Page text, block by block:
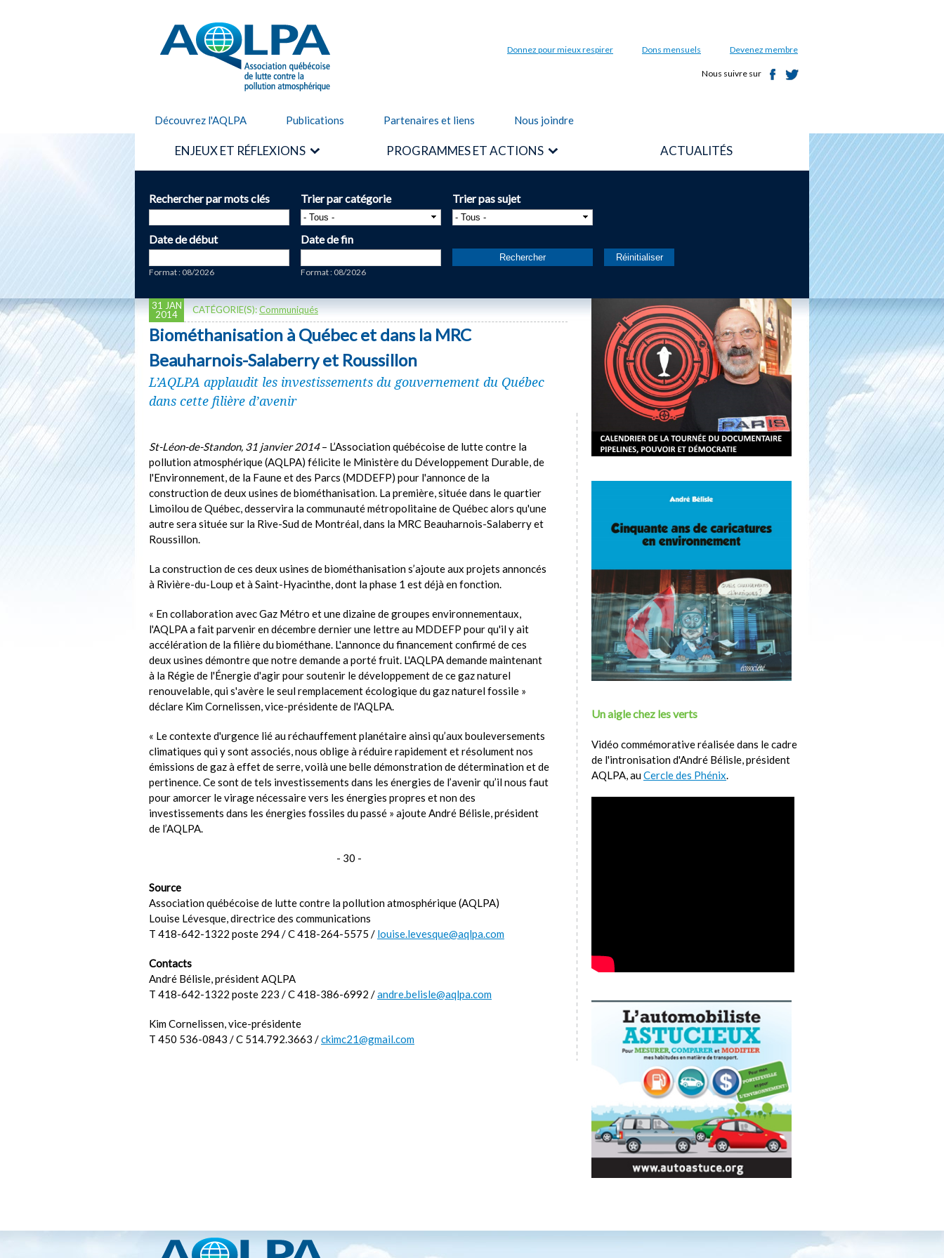
AQLPA Donnez pour mieux respirer Dons mensuels Devenez membre
Nous suivre sur
Découvrez l'AQLPA Publications Partenaires et liens Nous joindre
ENJEUX ET RÉFLEXIONS PROGRAMMES ET ACTIONS ACTUALITÉS
Rechercher par mots clés Trier par catégorie Trier pas sujet
Date de début
Format : 08/2026
Date de fin
Format : 08/2026
31 JAN
2014
CATÉGORIE(S):Communiqués
Biométhanisation à Québec et dans la MRC
Beauharnois-Salaberry et Roussillon
L’AQLPA applaudit les investissements du gouvernement du Québec
dans cette filière d’avenir
St-Léon-de-Standon, 31 janvier 2014– L’Association québécoise de lutte contre la
pollution atmosphérique (AQLPA) félicite le Ministère du Développement Durable, de
l'Environnement, de la Faune et des Parcs (MDDEFP) pour l'annonce de la
construction de deux usines de biométhanisation. La première, située dans le quartier
Limoilou de Québec, desservira la communauté métropolitaine de Québec alors qu'une
autre sera située sur la Rive-Sud de Montréal, dans la MRC Beauharnois-Salaberry et
Roussillon.
La construction de ces deux usines de biométhanisation s’ajoute aux projets annoncés
à Rivière-du-Loup et à Saint-Hyacinthe, dont la phase 1 est déjà en fonction.
« En collaboration avec Gaz Métro et une dizaine de groupes environnementaux,
l'AQLPA a fait parvenir en décembre dernier une lettre au MDDEFP pour qu'il y ait
accélération de la filière du biométhane. L'annonce du financement confirmé de ces
deux usines démontre que notre demande a porté fruit. L'AQLPA demande maintenant
à la Régie de l'Énergie d'agir pour soutenir le développement de ce gaz naturel
renouvelable, qui s'avère le seul remplacement écologique du gaz naturel fossile »
déclare Kim Cornelissen, vice-présidente de l'AQLPA.
« Le contexte d'urgence lié au réchauffement planétaire ainsi qu’aux bouleversements
climatiques qui y sont associés, nous oblige à réduire rapidement et résolument nos
émissions de gaz à effet de serre, voilà une belle démonstration de détermination et de
pertinence. Ce sont de tels investissements dans les énergies de l’avenir qu’il nous faut
pour amorcer le virage nécessaire vers les énergies propres et non des
investissements dans les énergies fossiles du passé » ajoute André Bélisle, président
de l’AQLPA.
- 30 -
Source
Association québécoise de lutte contre la pollution atmosphérique (AQLPA)
Louise Lévesque, directrice des communications
T 418-642-1322 poste 294 / C 418-264-5575 / louise.levesque@aqlpa.com
Contacts
André Bélisle, président AQLPA
T 418-642-1322 poste 223 / C 418-386-6992 /andre.belisle@aqlpa.com
Kim Cornelissen, vice-présidente
T 450 536-0843 / C 514.792.3663 /ckimc21@gmail.com
Un aigle chez les verts
Vidéo commémorative réalisée dans le cadre
de l'intronisation d'André Bélisle, président
AQLPA, auCercle des Phénix.